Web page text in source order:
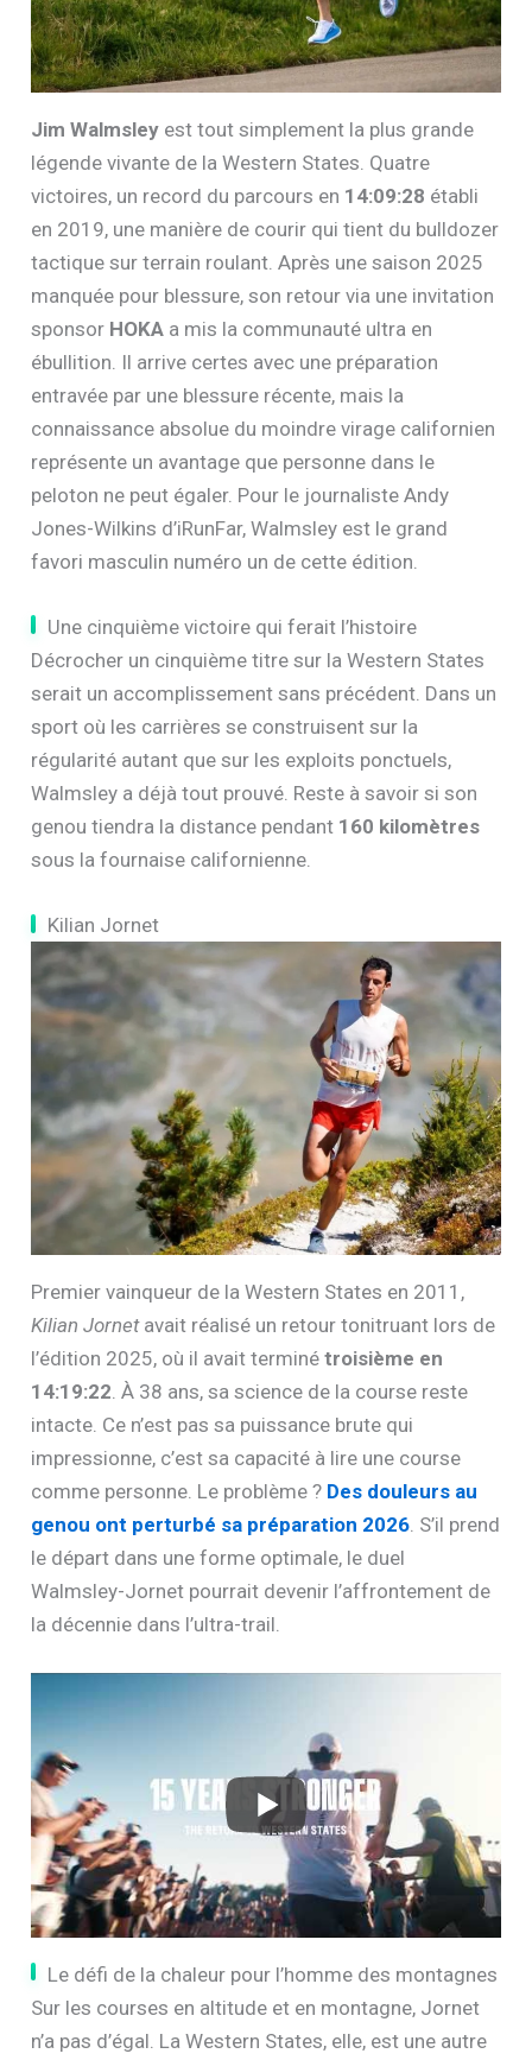
Jim Walmsley est tout simplement la plus grande
légende vivante de la Western States. Quatre
victoires, un record du parcours en 14:09:28 établi
en 2019, une manière de courir qui tient du bulldozer
tactique sur terrain roulant. Après une saison 2025
manquée pour blessure, son retour via une invitation
sponsor HOKA a mis la communauté ultra en
ébullition. Il arrive certes avec une préparation
entravée par une blessure récente, mais la
connaissance absolue du moindre virage californien
représente un avantage que personne dans le
peloton ne peut égaler. Pour le journaliste Andy
Jones-Wilkins d’iRunFar, Walmsley est le grand
favori masculin numéro un de cette édition.
Une cinquième victoire qui ferait l’histoire
Décrocher un cinquième titre sur la Western States
serait un accomplissement sans précédent. Dans un
sport où les carrières se construisent sur la
régularité autant que sur les exploits ponctuels,
Walmsley a déjà tout prouvé. Reste à savoir si son
genou tiendra la distance pendant 160 kilomètres
sous la fournaise californienne.
Kilian Jornet
Premier vainqueur de la Western States en 2011,
Kilian Jornet avait réalisé un retour tonitruant lors de
l’édition 2025, où il avait terminétroisième en
14:19:22 . À 38 ans, sa science de la course reste
intacte. Ce n’est pas sa puissance brute qui
impressionne, c’est sa capacité à lire une course
comme personne. Le problème ? Des douleurs au
genou ont perturbé sa préparation 2026 . S’il prend
le départ dans une forme optimale, le duel
Walmsley-Jornet pourrait devenir l’affrontement de
la décennie dans l’ultra-trail.
Le défi de la chaleur pour l’homme des montagnes
Sur les courses en altitude et en montagne, Jornet
n’a pas d’égal. La Western States, elle, est une autre